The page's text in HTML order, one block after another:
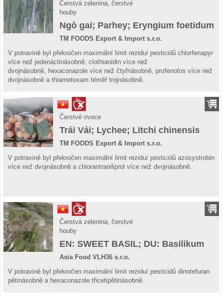
Čerstvá zelenina, čerstvé
houby
Ngò gai; Parhey; Eryngium foetidum
TM FOODS Export & Import s.r.o.
V potravině byl překročen maximální limit reziduí pesticidů chlorfenapyr
více než jedenáctinásobně, clothianidin více než
dvojnásobně, hexaconazole více než čtyřnásobně, profenofos více než
dvojnásobně a thiametoxam téměř trojnásobně.
Čerstvé ovoce
Trái Vải; Lychee; Litchi chinensis
TM FOODS Export & Import s.r.o.
V potravině byl překročen maximální limit reziduí pesticidů azoxystrobin
více než dvojnásobně a chlorantraniliprol více než dvojnásobně.
Čerstvá zelenina, čerstvé
houby
EN: SWEET BASIL; DU: Basilikum
Asia Food VLH36 s.r.o.
V potravině byl překročen maximální limit reziduí pesticidů dinotefuran
pětinásobně a hexaconazole třicetipětinásobně.